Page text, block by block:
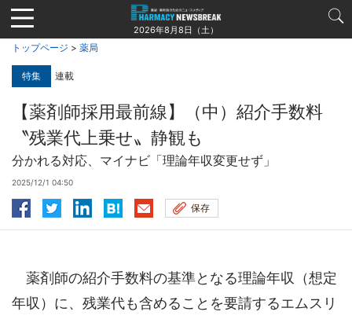
Jump
to
navigation
2026年8月8日（土）
トップページ > 薬局
特集 連載
【薬剤師採用最前線】（中）紹介手数料
〝残業代上乗せ〟静観も
分かれる対応、マイナビ「理論年収変更せず」
2025/12/1 04:50
保存
薬剤師の紹介手数料の基準となる理論年収（想定
年収）に、残業代も含めることを要請するエムスリ